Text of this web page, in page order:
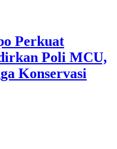
Perkuat
Poli MCU,
Konservasi